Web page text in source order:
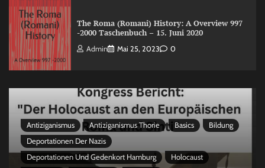
The Roma (Romani) History: A Overview 997
-2000 Taschenbuch – 15. Juni 2020
Admin Mai 25, 2023 0
Antiziganismus Antiziganismus Thorie Basics
Bildung
Deportationen Der Nazis
Deportationen Und Gedenkort Hamburg
Holocaust